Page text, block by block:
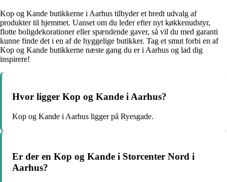
Kop og Kande butikkerne i Aarhus tilbyder et bredt udvalg af
produkter til hjemmet. Uanset om du leder efter nyt køkkenudstyr,
flotte boligdekorationer eller spændende gaver, så vil du med garanti
kunne finde det i en af de hyggelige butikker. Tag et smut forbi en af
Kop og Kande butikkerne næste gang du er i Aarhus og lad dig
inspirere!
Hvor ligger Kop og Kande i Aarhus?
Kop og Kande i Aarhus ligger på Ryesgade.
Er der en Kop og Kande i Storcenter Nord i
Aarhus?